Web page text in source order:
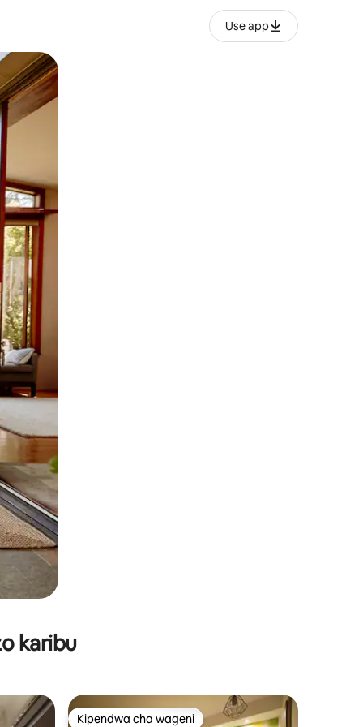
Use app
kidole kwenye ishara.
karibu
Kipendwa cha wageni